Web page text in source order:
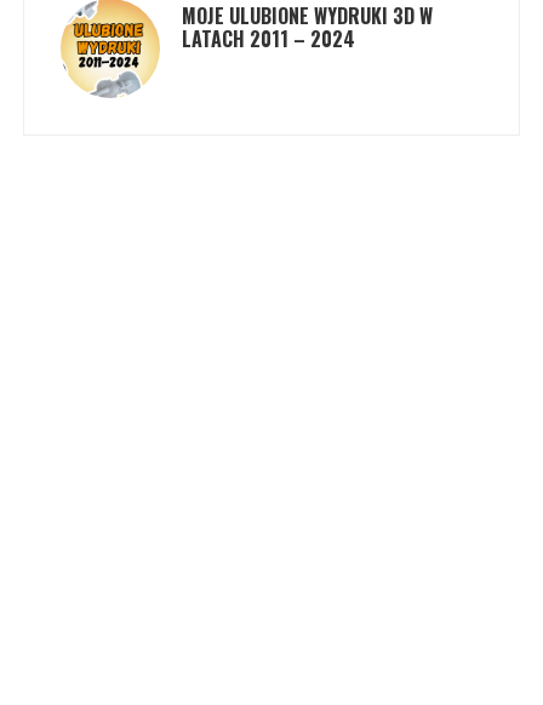
MOJE ULUBIONE WYDRUKI 3D W
LATACH 2011 – 2024